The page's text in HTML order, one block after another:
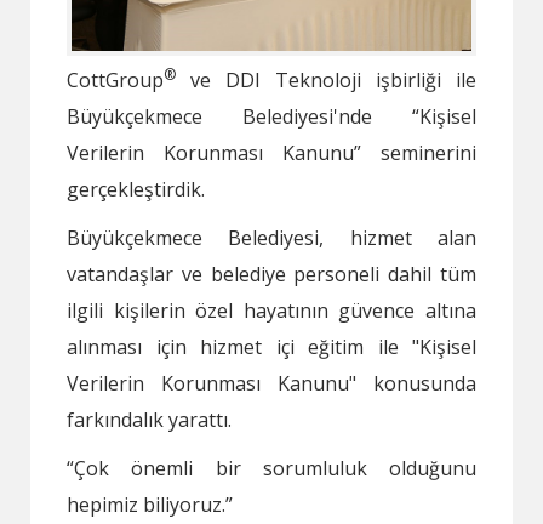
CottGroup®
ve DDI Teknoloji işbirliği ile
Büyükçekmece Belediyesi'nde “Kişisel
Verilerin Korunması Kanunu” seminerini
gerçekleştirdik.
Büyükçekmece Belediyesi, hizmet alan
vatandaşlar ve belediye personeli dahil tüm
ilgili kişilerin özel hayatının güvence altına
alınması için hizmet içi eğitim ile "Kişisel
Verilerin Korunması Kanunu" konusunda
farkındalık yarattı.
“Çok önemli bir sorumluluk olduğunu
hepimiz biliyoruz.”